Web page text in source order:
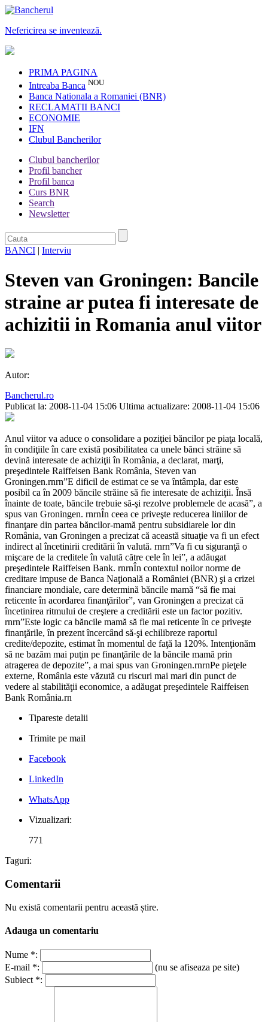
Nefericirea se inventează.
PRIMA PAGINA
Intreaba Banca NOU
Banca Nationala a Romaniei (BNR)
RECLAMATII BANCI
ECONOMIE
IFN
Clubul Bancherilor
Clubul bancherilor
Profil bancher
Profil banca
Curs BNR
Search
Newsletter
BANCI | Interviu
Steven van Groningen: Bancile
straine ar putea fi interesate de
achizitii in Romania anul viitor
Autor:
Bancherul.ro
Publicat la: 2008-11-04 15:06 Ultima actualizare: 2008-11-04 15:06
Anul viitor va aduce o consolidare a poziţiei băncilor pe piaţa locală,
în condiţiile în care există posibilitatea ca unele bănci străine să
devină interesate de achiziţii în România, a declarat, marţi,
preşedintele Raiffeisen Bank România, Steven van
Groningen.rnrn”E dificil de estimat ce se va întâmpla, dar este
posibil ca în 2009 băncile străine să fie interesate de achiziţii. Însă
înainte de toate, băncile trebuie să-şi rezolve problemele de acasă”, a
spus van Groningen. rnrnÎn ceea ce priveşte reducerea liniilor de
finanţare din partea băncilor-mamă pentru subsidiarele lor din
România, van Groningen a precizat că această situaţie va fi un efect
indirect al încetinirii creditării în valută. rnrn”Va fi cu siguranţă o
mişcare de la creditele în valută către cele în lei”, a adăugat
preşedintele Raiffeisen Bank. rnrnÎn contextul noilor norme de
creditare impuse de Banca Naţională a României (BNR) şi a crizei
financiare mondiale, care determină băncile mamă “să fie mai
reticente în acordarea finanţărilor”, van Groningen a precizat că
încetinirea ritmului de creştere a creditării este un factor pozitiv.
rnrn”Este logic ca băncile mamă să fie mai reticente în ce priveşte
finanţările, în prezent încercând să-şi echilibreze raportul
credite/depozite, estimat în momentul de faţă la 120%. Intenţionăm
să ne bazăm mai puţin pe finanţările de la băncile mamă prin
atragerea de depozite”, a mai spus van Groningen.rnrnPe pieţele
externe, România este văzută cu riscuri mai mari din punct de
vedere al stabilităţii economice, a adăugat preşedintele Raiffeisen
Bank România.rn
Tipareste detalii
Trimite pe mail
Facebook
LinkedIn
WhatsApp
Vizualizari:
771
Taguri:
Comentarii
Nu există comentarii pentru această știre.
Adauga un comentariu
Nume *:
E-mail *:
(nu se afiseaza pe site)
Subiect *: